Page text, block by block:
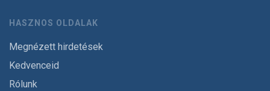
HASZNOS OLDALAK
Megnézett hirdetések
Kedvenceid
Rólunk